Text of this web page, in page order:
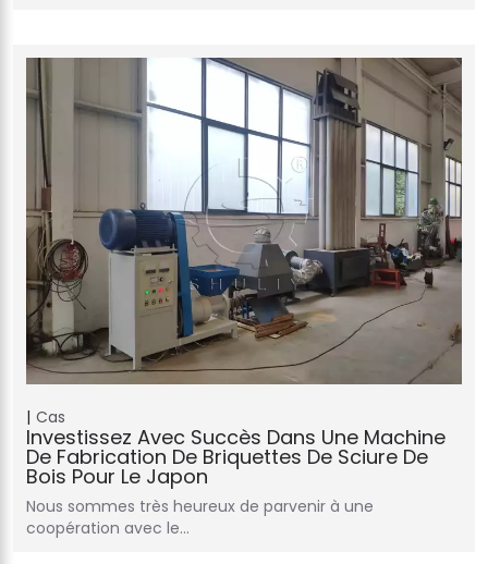
Cas
Investissez Avec Succès Dans Une Machine
De Fabrication De Briquettes De Sciure De
Bois Pour Le Japon
Nous sommes très heureux de parvenir à une
coopération avec le…